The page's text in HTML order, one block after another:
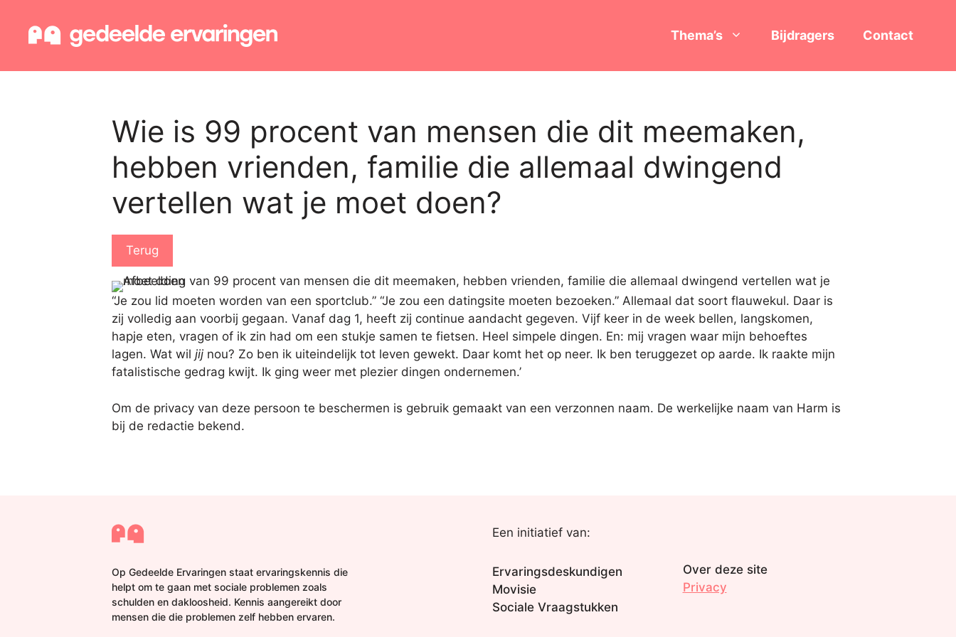
Thema’s Bijdragers Contact
Wie is 99 procent van mensen die dit meemaken,
hebben vrienden, familie die allemaal dwingend
vertellen wat je moet doen?
Terug
“Je zou lid moeten worden van een sportclub.” “Je zou een datingsite moeten bezoeken.” Allemaal dat soort flauwekul. Daar is
zij volledig aan voorbij gegaan. Vanaf dag 1, heeft zij continue aandacht gegeven. Vijf keer in de week bellen, langskomen,
hapje eten, vragen of ik zin had om een stukje samen te fietsen. Heel simpele dingen. En: mij vragen waar mijn behoeftes
lagen. Wat wil jij nou? Zo ben ik uiteindelijk tot leven gewekt. Daar komt het op neer. Ik ben teruggezet op aarde. Ik raakte mijn
fatalistische gedrag kwijt. Ik ging weer met plezier dingen ondernemen.’
Om de privacy van deze persoon te beschermen is gebruik gemaakt van een verzonnen naam. De werkelijke naam van Harm is
bij de redactie bekend.
Op Gedeelde Ervaringen staat ervaringskennis die
helpt om te gaan met sociale problemen zoals
schulden en dakloosheid. Kennis aangereikt door
mensen die die problemen zelf hebben ervaren.
Een initiatief van:
Ervaringsdeskundigen
Movisie
Sociale Vraagstukken
Over deze site
Privacy